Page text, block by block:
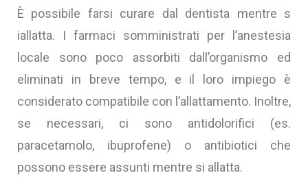
È possibile farsi curare dal dentista mentre s
iallatta. I farmaci somministrati per l’anestesia
locale sono poco assorbiti dall’organismo ed
eliminati in breve tempo, e il loro impiego è
considerato compatibile con l’allattamento. Inoltre,
se necessari, ci sono antidolorifici (es.
paracetamolo, ibuprofene) o antibiotici che
possono essere assunti mentre si allatta.